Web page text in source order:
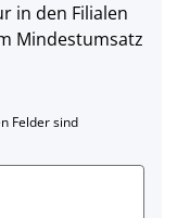
in den Filialen
Mindestumsatz
Felder sind